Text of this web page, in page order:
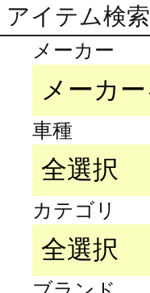
アイテム検索
メーカー
車種
カテゴリ